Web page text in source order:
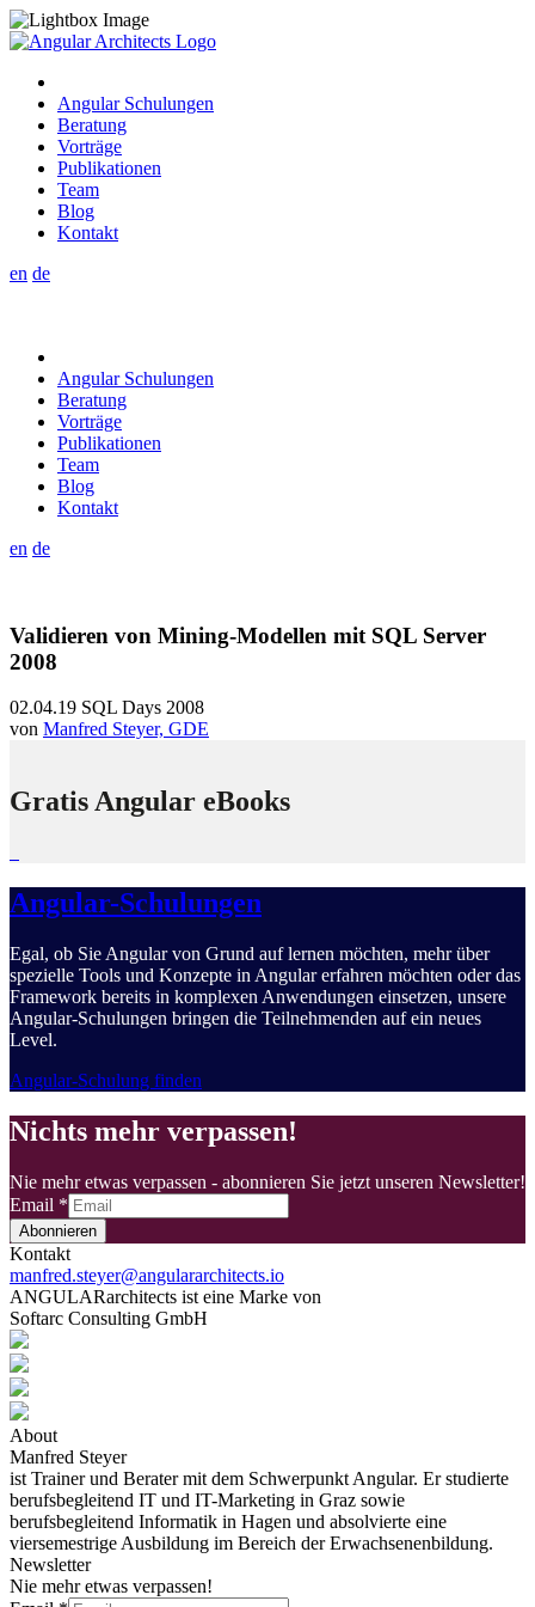
Angular Schulungen
Beratung
Vorträge
Publikationen
Team
Blog
Kontakt
en de
Angular Schulungen
Beratung
Vorträge
Publikationen
Team
Blog
Kontakt
en de
Validieren von Mining-Modellen mit SQL Server
2008
02.04.19 SQL Days 2008
von Manfred Steyer, GDE
Gratis Angular eBooks
Angular-Schulungen
Egal, ob Sie Angular von Grund auf lernen möchten, mehr über
spezielle Tools und Konzepte in Angular erfahren möchten oder das
Framework bereits in komplexen Anwendungen einsetzen, unsere
Angular-Schulungen bringen die Teilnehmenden auf ein neues
Level.
Angular-Schulung finden
Nichts mehr verpassen!
Nie mehr etwas verpassen - abonnieren Sie jetzt unseren Newsletter!
Email *
Abonnieren
Kontakt
manfred.steyer@angulararchitects.io
ANGULARarchitects ist eine Marke von
Softarc Consulting GmbH
About
Manfred Steyer
ist Trainer und Berater mit dem Schwerpunkt Angular. Er studierte
berufsbegleitend IT und IT-Marketing in Graz sowie
berufsbegleitend Informatik in Hagen und absolvierte eine
viersemestrige Ausbildung im Bereich der Erwachsenenbildung.
Newsletter
Nie mehr etwas verpassen!